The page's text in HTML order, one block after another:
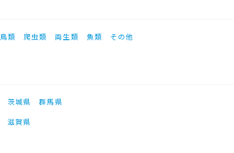
鳥類 爬虫類 両生類 魚類 その他
茨城県
群馬県
滋賀県